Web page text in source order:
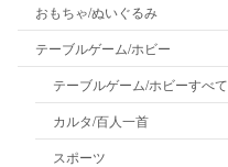
おもちゃ/ぬいぐるみ
テーブルゲーム/ホビー
テーブルゲーム/ホビーすべて
カルタ/百人一首
スポーツ